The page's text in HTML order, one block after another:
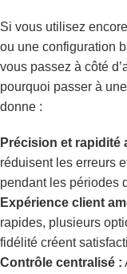
Si vous utilisez
ou une configuration
vous passez à côté
pourquoi passer à une
donne :
Précision et rapidité
réduisent les erreurs
pendant les périodes
Expérience client
rapides, plusieurs
fidélité créent
Contrôle centralisé :